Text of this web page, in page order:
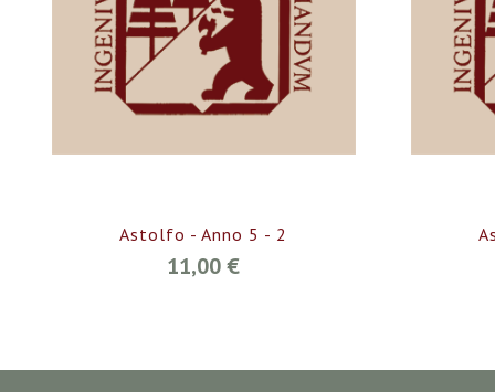
Astolfo - Anno 5 - 2
11,00 €